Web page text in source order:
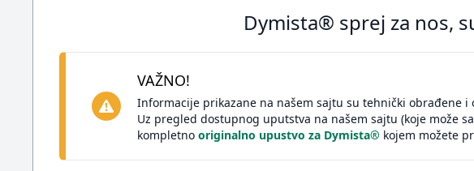
Dymista® sprej za nos,
VAŽNO!
Informacije prikazane na našem sajtu su tehnički obrađene
Uz pregled dostupnog uputstva na našem sajtu (koje može
kompletno originalno upustvo za Dymista® kojem možete